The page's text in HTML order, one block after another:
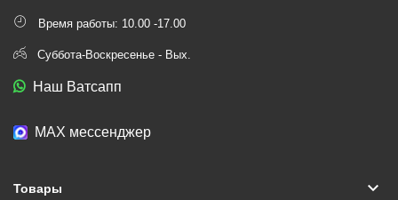
Время работы: 10.00 -17.00
Суббота-Воскресенье - Вых.
Наш Ватсапп
МАХ мессенджер
Товары keyboard_arrow_down